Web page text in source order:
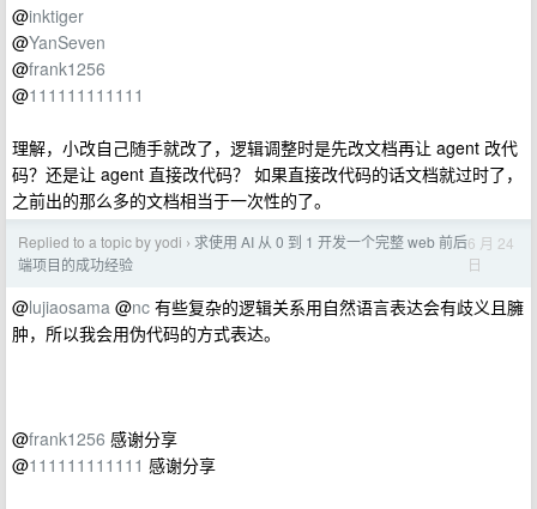
@inktiger
@YanSeven
@frank1256
@111111111111
理解，小改自己随手就改了，逻辑调整时是先改文档再让 agent 改代
码？还是让 agent 直接改代码？ 如果直接改代码的话文档就过时了，
之前出的那么多的文档相当于一次性的了。
Replied to a topic by yodi › 求使用 AI 从 0 到 1 开发一个完整 web 前后
端项目的成功经验
6 月 24
日
@lujiaosama @nc 有些复杂的逻辑关系用自然语言表达会有歧义且臃
肿，所以我会用伪代码的方式表达。
@frank1256 感谢分享
@111111111111 感谢分享